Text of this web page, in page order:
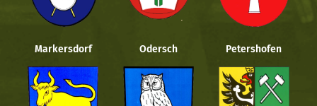
Markersdorf Odersch Petershofen